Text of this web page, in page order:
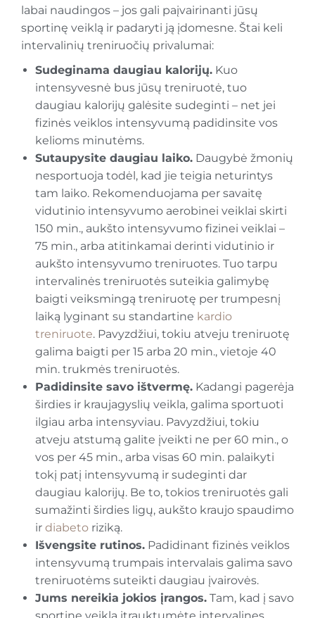
labai naudingos – jos gali paįvairinanti jūsų
sportinę veiklą ir padaryti ją įdomesne. Štai keli
intervalinių treniruočių privalumai:
Sudeginama daugiau kalorijų. Kuo
intensyvesnė bus jūsų treniruotė, tuo
daugiau kalorijų galėsite sudeginti – net jei
fizinės veiklos intensyvumą padidinsite vos
kelioms minutėms.
Sutaupysite daugiau laiko. Daugybė žmonių
nesportuoja todėl, kad jie teigia neturintys
tam laiko. Rekomenduojama per savaitę
vidutinio intensyvumo aerobinei veiklai skirti
150 min., aukšto intensyvumo fizinei veiklai –
75 min., arba atitinkamai derinti vidutinio ir
aukšto intensyvumo treniruotes. Tuo tarpu
intervalinės treniruotės suteikia galimybę
baigti veiksmingą treniruotę per trumpesnį
laiką lyginant su standartine kardio
treniruote. Pavyzdžiui, tokiu atveju treniruotę
galima baigti per 15 arba 20 min., vietoje 40
min. trukmės treniruotės.
Padidinsite savo ištvermę. Kadangi pagerėja
širdies ir kraujagyslių veikla, galima sportuoti
ilgiau arba intensyviau. Pavyzdžiui, tokiu
atveju atstumą galite įveikti ne per 60 min., o
vos per 45 min., arba visas 60 min. palaikyti
tokį patį intensyvumą ir sudeginti dar
daugiau kalorijų. Be to, tokios treniruotės gali
sumažinti širdies ligų, aukšto kraujo spaudimo
ir diabeto riziką.
Išvengsite rutinos. Padidinant fizinės veiklos
intensyvumą trumpais intervalais galima savo
treniruotėms suteikti daugiau įvairovės.
Jums nereikia jokios įrangos. Tam, kad į savo
sportinę veiklą įtrauktumėte intervalines